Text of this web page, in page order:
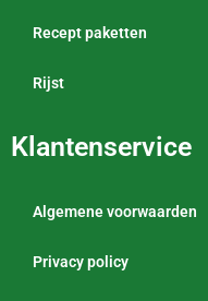
Recept paketten
Rijst
Klantenservice
Algemene voorwaarden
Privacy policy